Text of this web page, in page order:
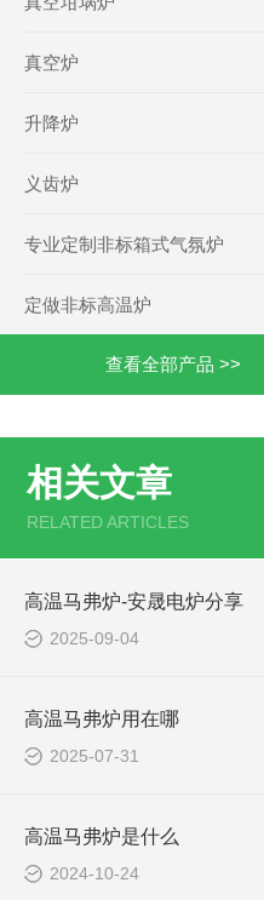
真空炉
升降炉
义齿炉
专业定制非标箱式气氛炉
定做非标高温炉
查看全部产品 >>
相关文章
RELATED ARTICLES
高温马弗炉-安晟电炉分享
2025-09-04
高温马弗炉用在哪
2025-07-31
高温马弗炉是什么
2024-10-24